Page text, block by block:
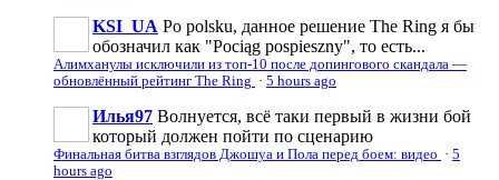
KSI_UA Po polsku, данное решение The Ring я бы
обозначил как "Pociąg pospieszny", то есть...
Алимханулы исключили из топ-10 после допингового скандала —
обновлённый рейтинг The Ring · 5 hours ago
Илья97 Волнуется, всё таки первый в жизни бой
который должен пойти по сценарию
Финальная битва взглядов Джошуа и Пола перед боем: видео · 5
hours ago